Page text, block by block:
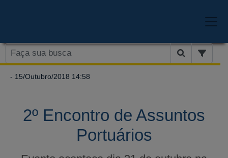
- 15/Outubro/2018 14:58
2º Encontro de Assuntos
Portuários